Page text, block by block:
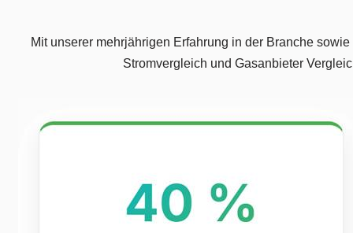
Mit unserer mehrjährigen Erfahrung in der Branche
Stromvergleich und Gasanbieter